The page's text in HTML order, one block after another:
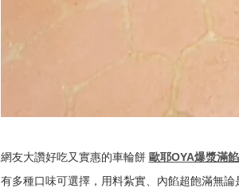
網友大讚好吃又實惠的車輪餅 歐耶OYA爆漿滿
有多種口味可選擇，用料紮實、內餡超飽滿無